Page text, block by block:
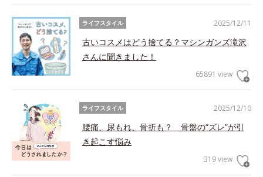
2025/12/11
ライフスタイル
古いコスメはどう捨てる？マシンガンズ滝沢
さんに聞きました！
65891 view
2025/12/10
ライフスタイル
腰痛、尿もれ、骨折も？ 骨盤の“ズレ”が引
き起こす悩み
319 view